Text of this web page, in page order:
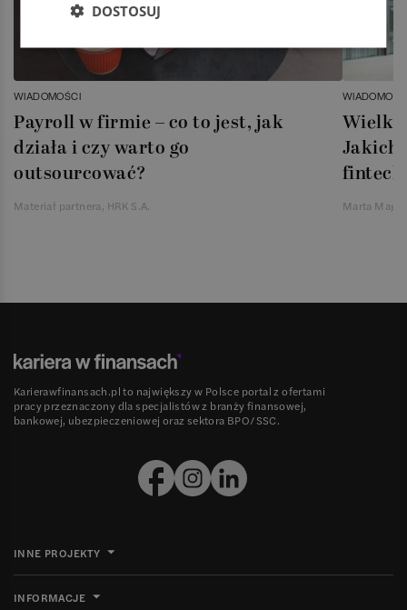
WIADOMOŚCI
Payroll w firmie – co to jest, jak
działa i czy warto go
outsourcować?
Materiał partnera, HRK S.A.
Jakich
Marta
Karierawfinansach.pl to największy w Polsce portal z ofertami
pracy przeznaczony dla specjalistów z branży finansowej,
bankowej, ubezpieczeniowej oraz sektora BPO/SSC.
INNE PROJEKTY
INFORMACJE
DOSTOSUJ